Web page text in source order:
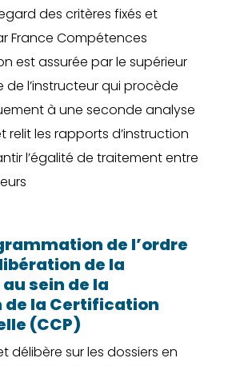
des critères fixés et
France Compétences
est assurée par le supérieur
de l’instructeur qui procède
à une seconde analyse
relit les rapports d’instruction
l’égalité de traitement entre
de l’ordre
de la
sein de la
de la Certification
(CCP)
délibère sur les dossiers en